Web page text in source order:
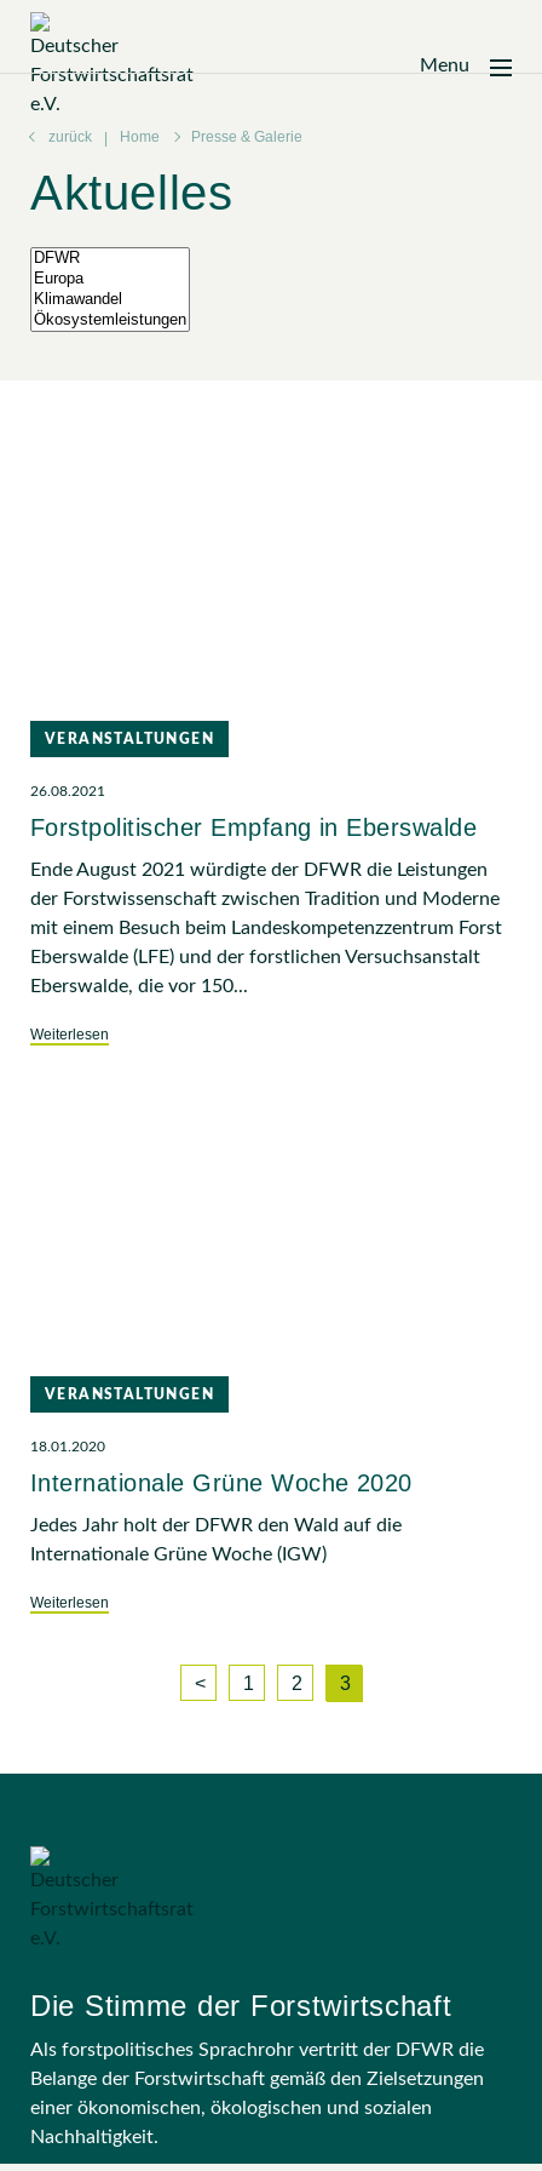
Zum
Inhalt
springen
Menu
zurück Home Presse & Galerie
Aktuelles
VERANSTALTUNGEN
26.08.2021
Forstpolitischer Empfang in Eberswalde
Ende August 2021 würdigte der DFWR die Leistungen
der Forstwissenschaft zwischen Tradition und Moderne
mit einem Besuch beim Landeskompetenzzentrum Forst
Eberswalde (LFE) und der forstlichen Versuchsanstalt
Eberswalde, die vor 150...
Weiterlesen
VERANSTALTUNGEN
18.01.2020
Internationale Grüne Woche 2020
Jedes Jahr holt der DFWR den Wald auf die
Internationale Grüne Woche (IGW)
Weiterlesen
< 1 2 3
Die Stimme der Forstwirtschaft
Als forstpolitisches Sprachrohr vertritt der DFWR die
Belange der Forstwirtschaft gemäß den Zielsetzungen
einer ökonomischen, ökologischen und sozialen
Nachhaltigkeit.